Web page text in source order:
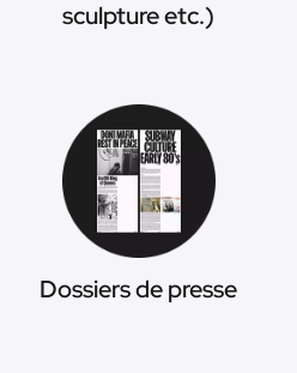
sculpture etc.)
Dossiers de presse